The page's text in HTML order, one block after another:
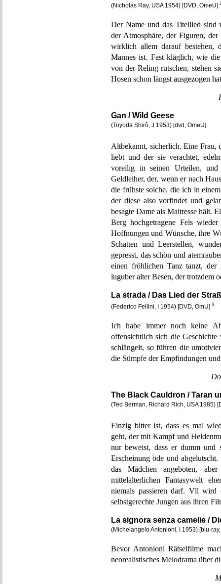
(Nicholas Ray, USA 1954) [DVD, OmeU]
Der Name und das Titellied sind
der Atmosphäre, der Figuren,
wirklich allem darauf bestehen,
Mannes ist. Fast kläglich, wie
von der Reling rutschen, stehen
Hosen schon längst ausgezogen
Gan / Wild Geese
(Toyoda Shirô, J 1953) [dvd, OmeU]
Altbekannt, sicherlich. Eine Frau,
liebt und der sie verachtet,
voreilig in seinen Urteilen, und
Geldleiher, der, wenn er nach
die frühste solche, die ich in
der diese also vorfindet und
besagte Dame als Maitresse hält.
Berg hochgetragene Fels
Hoffnungen und Wünsche, ihre
Schatten und Leerstellen,
gepresst, das schön und
einen fröhlichen Tanz tanzt, der
luguber alter Besen, der trotzdem
La strada / Das Lied der
(Federico Fellini, I 1954) [DVD, OmU] 3
Ich habe immer noch keine
offensichtlich sich die
schlängelt, so führen die
die Sümpfe der Empfindungen
The Black Cauldron / Taran
(Ted Berman, Richard Rich, USA 1985)
Einzig bitter ist, dass es mal
geht, der mit Kampf und
nur beweist, dass er dumm und
Erscheinung öde und
das Mädchen angeboten,
mittelalterlichen Fantasywelt
niemals passieren darf. Vll wird
selbstgerechte Jungen aus ihren
La signora senza camelie /
(Michelangelo Antonioni, I 1953) [blu-
Bevor Antonioni Rätselfilme
neorealistisches Melodrama über